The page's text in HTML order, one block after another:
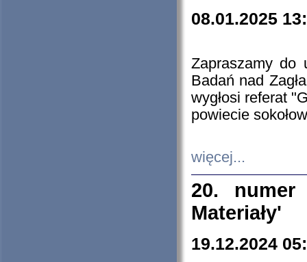
08.01.2025
Zapraszamy do
Badań nad
wygłosi referat
powiecie
więcej...
20. numer
Materiały'
19.12.2024